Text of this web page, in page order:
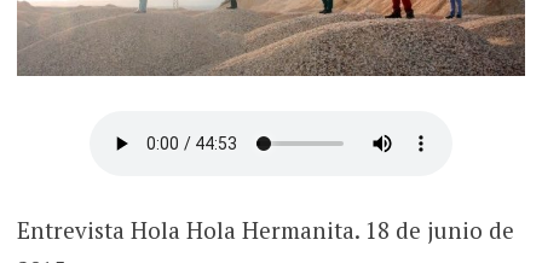
Entrevista Hola Hola Hermanita. 18 de junio de